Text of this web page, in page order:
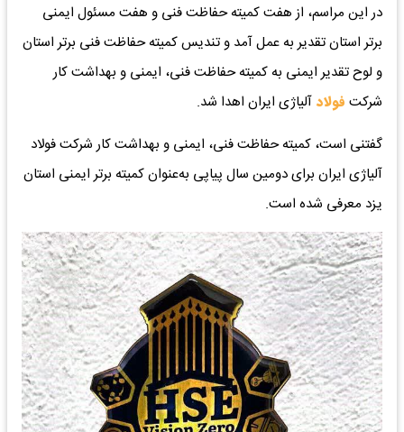
در این مراسم، از هفت کمیته حفاظت فنی و هفت مسئول ایمنی
برتر استان تقدیر به عمل آمد و تندیس کمیته حفاظت فنی برتر استان
و لوح تقدیر ایمنی به کمیته حفاظت فنی، ایمنی و بهداشت کار
شرکت فولاد آلیاژی ایران اهدا شد.
گفتنی است، کمیته حفاظت فنی، ایمنی و بهداشت کار شرکت فولاد
آلیاژی ایران برای دومین سال پیاپی به‌عنوان کمیته برتر ایمنی استان
یزد معرفی شده است.